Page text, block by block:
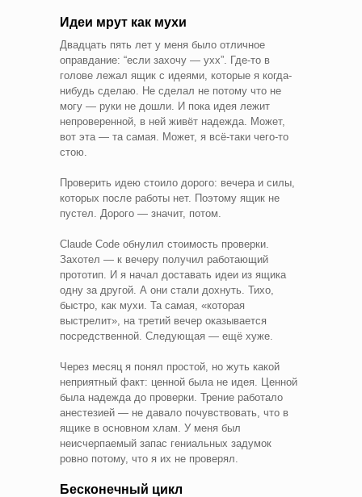
Идеи мрут как мухи
Двадцать пять лет у меня было отличное
оправдание: “если захочу — ухх”. Где-то в
голове лежал ящик с идеями, которые я когда-
нибудь сделаю. Не сделал не потому что не
могу — руки не дошли. И пока идея лежит
непроверенной, в ней живёт надежда. Может,
вот эта — та самая. Может, я всё-таки чего-то
стою.
Проверить идею стоило дорого: вечера и силы,
которых после работы нет. Поэтому ящик не
пустел. Дорого — значит, потом.
Claude Code обнулил стоимость проверки.
Захотел — к вечеру получил работающий
прототип. И я начал доставать идеи из ящика
одну за другой. А они стали дохнуть. Тихо,
быстро, как мухи. Та самая, «которая
выстрелит», на третий вечер оказывается
посредственной. Следующая — ещё хуже.
Через месяц я понял простой, но жуть какой
неприятный факт: ценной была не идея. Ценной
была надежда до проверки. Трение работало
анестезией — не давало почувствовать, что в
ящике в основном хлам. У меня был
неисчерпаемый запас гениальных задумок
ровно потому, что я их не проверял.
Бесконечный цикл